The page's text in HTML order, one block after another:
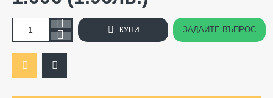
КУПИ ЗАДАЙТЕ ВЪПРОС